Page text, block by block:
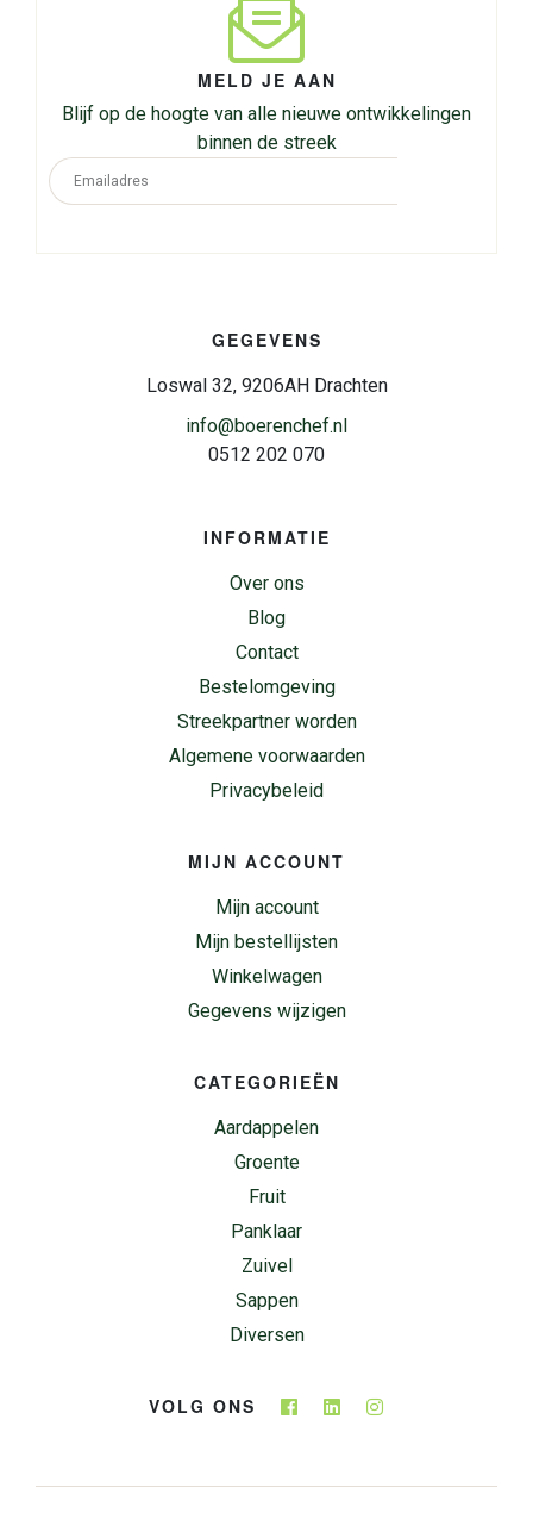
MELD JE AAN
Blijf op de hoogte van alle nieuwe ontwikkelingen
binnen de streek
GEGEVENS
Loswal 32, 9206AH Drachten
info@boerenchef.nl
0512 202 070
INFORMATIE
Over ons
Blog
Contact
Bestelomgeving
Streekpartner worden
Algemene voorwaarden
Privacybeleid
MIJN ACCOUNT
Mijn account
Mijn bestellijsten
Winkelwagen
Gegevens wijzigen
CATEGORIEËN
Aardappelen
Groente
Fruit
Panklaar
Zuivel
Sappen
Diversen
VOLG ONS